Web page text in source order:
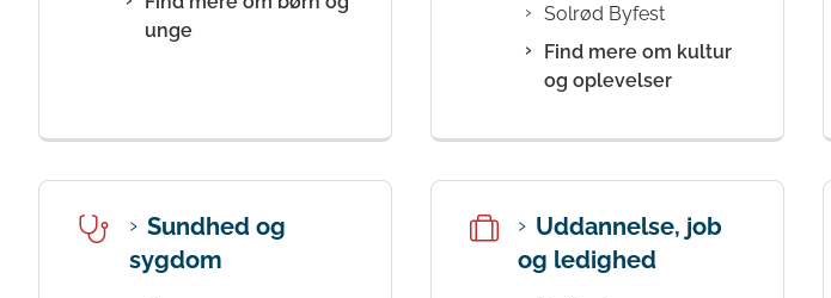
unge
Solrød Byfest
Find mere om kultur
og oplevelser
Sundhed og
sygdom
Uddannelse, job
og ledighed